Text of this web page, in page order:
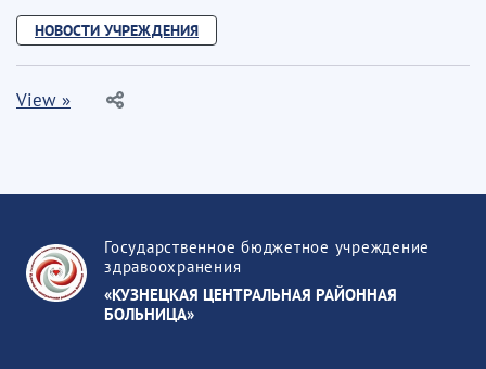
НОВОСТИ УЧРЕЖДЕНИЯ
View »
Государственное бюджетное учреждение
здравоохранения
«КУЗНЕЦКАЯ ЦЕНТРАЛЬНАЯ РАЙОННАЯ
БОЛЬНИЦА»